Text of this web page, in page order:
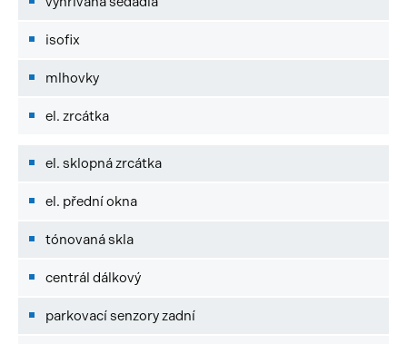
isofix
mlhovky
el. zrcátka
el. sklopná zrcátka
el. přední okna
tónovaná skla
centrál dálkový
parkovací senzory zadní